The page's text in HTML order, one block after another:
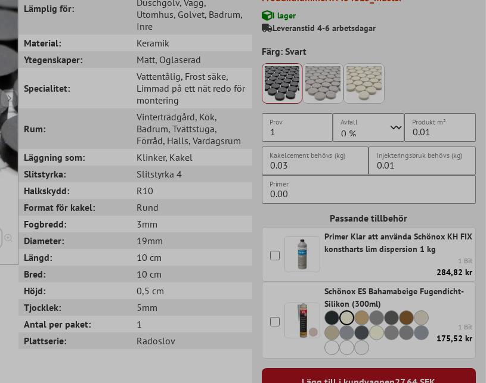
Lämplig för:
Utomhus, Golvet, Badrum,
Inre
Material:
Keramik
Ytegenskaper:
Matt, Oglaserad
Specialitet:
Vattentålig, Frost säke,
Limmad på ett nät redo för
montering
Rum:
Vinterträdgård, Kök,
Badrum, Tvättstuga,
Förråd, Halls, Vardagsrum
Läggning som:
Klinker, Kakel
Slitstyrka:
Slitstyrka 4
Halkskydd:
R10
Format för kakel:
Rund
Fogbredd:
3mm
Diameter:
19mm
Längd:
10 cm
Bred:
10 cm
Höjd:
0,5 cm
Tjocklek:
5mm
Antal per paket:
1
Plattserie:
Radoslov
I lager
Leveranstid 4-6 arbetsdagar
Färg: Svart
Prov Avfall Produkt m²
Kakelcement behövs (kg) Injekteringsbruk behövs (kg)
Primer
Passande tillbehör
Primer Klar att använda Schönox KH FIX
konstharts lim dispersion 1 kg
1 Bit
284,82 kr
Schönox ES Bahamabeige Fugendicht-
Silikon (300ml)
1 Bit
175,52 kr